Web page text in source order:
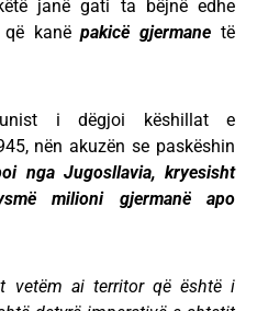
janë gati ta bëjnë edhe
që kanëpakicë gjermane të
i dëgjoi këshillat e
nën akuzën se paskëshin
nga Jugosllavia, kryesisht
milioni gjermanë apo
vetëm ai territor që është i